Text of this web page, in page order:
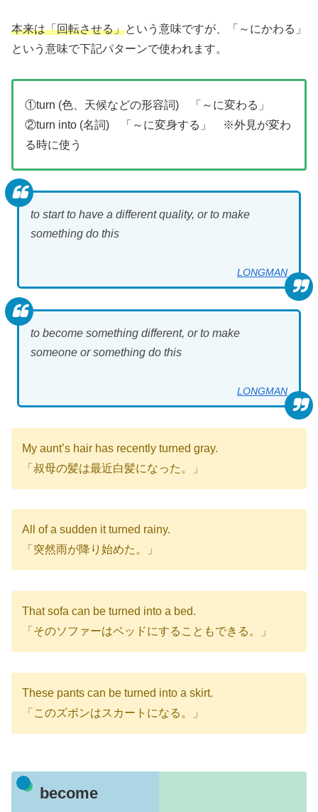
本来は「回転させる」という意味ですが、「～にかわる」
という意味で下記パターンで使われます。
①turn (色、天候などの形容詞) 「～に変わる」
②turn into (名詞) 「～に変身する」 ※外見が変わ
る時に使う
to start to have a different quality, or to make
something do this
LONGMAN
to become something different, or to make
someone or something do this
LONGMAN
My aunt’s hair has recently turned gray.
「叔母の髪は最近白髪になった。」
All of a sudden it turned rainy.
「突然雨が降り始めた。」
That sofa can be turned into a bed.
「そのソファーはベッドにすることもできる。」
These pants can be turned into a skirt.
「このズボンはスカートになる。」
become